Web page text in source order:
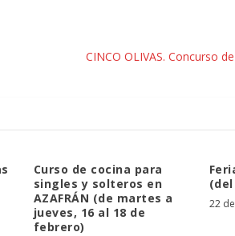
CINCO OLIVAS. Concurso
Curso de cocina para
singles y solteros en
AZAFRÁN (de martes a
jueves, 16 al 18 de
febrero)
22